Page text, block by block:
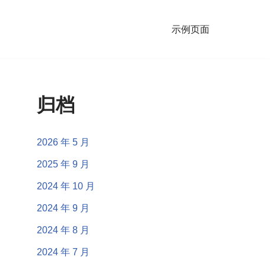
示例页面
归档
2026 年 5 月
2025 年 9 月
2024 年 10 月
2024 年 9 月
2024 年 8 月
2024 年 7 月